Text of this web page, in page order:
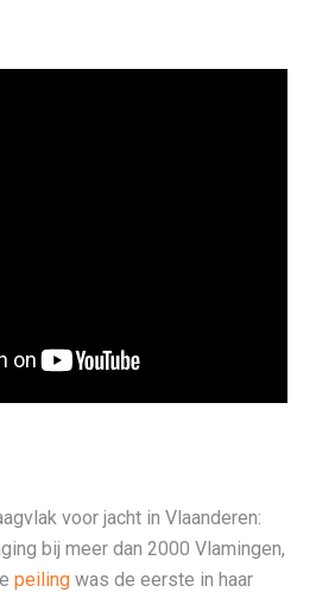
voor jacht in Vlaanderen:
bij meer dan 2000 Vlamingen,
peilingwas de eerste in haar